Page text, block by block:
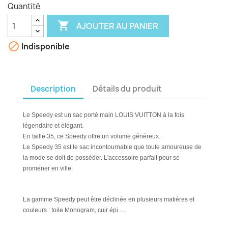
Quantité
 AJOUTER AU PANIER
 Indisponible
Description Détails du produit
Le Speedy est un sac porté main LOUIS VUITTON à la fois
légendaire et élégant.
En taille 35, ce Speedy offre un volume généreux.
Le Speedy 35 est le sac incontournable que toute amoureuse de
la mode se doit de posséder. L'accessoire parfait pour se
promener en ville.
La gamme Speedy peut être déclinée en plusieurs matières et
couleurs : toile Monogram, cuir épi ...